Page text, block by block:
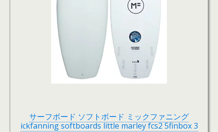
サーフボード ソフトボード ミックファニング
ickfanning softboards little marley fcs2 5finbox 3